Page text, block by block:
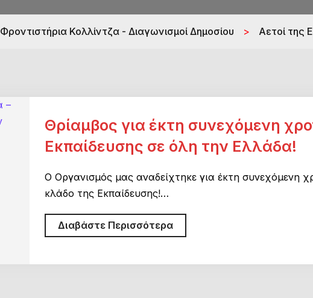
Φροντιστήρια Κολλίντζα - Διαγωνισμοί Δημοσίου > Αετοί της
Θρίαμβος για έκτη συνεχόμενη
Εκπαίδευσης σε όλη την Ελλάδα!
Ο Οργανισμός μας αναδείχτηκε για έκτη συνεχόμενη
κλάδο της Εκπαίδευσης!…
Διαβάστε ΠερισσότεραΘρίαμβος
για